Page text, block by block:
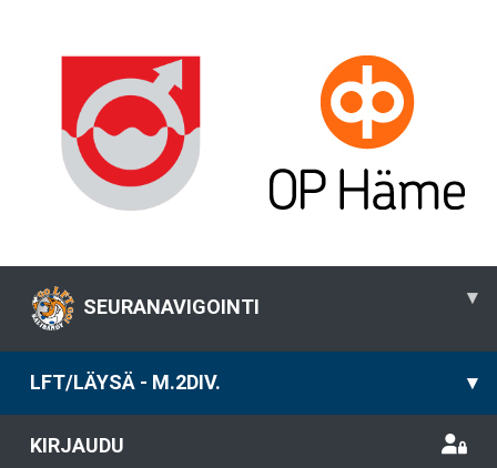
SEURANAVIGOINTI ▾
LFT/LÄYSÄ - M.2DIV. ▾
KIRJAUDU